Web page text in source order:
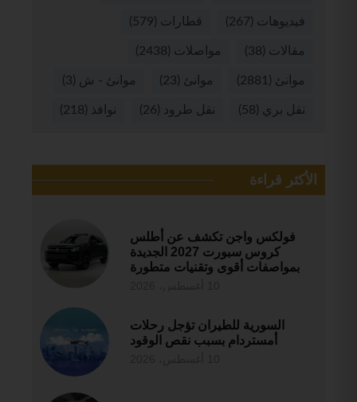
فيديوهات (267) قطارات (579)
مقالات (38) مواصلات (2438)
موانئ (2881) موانئ (23) موانئ - ش (3)
نقل بري (58) نقل طرود (26) نوافذ (218)
الأكثر قراءة
فولكس واجن تكشف عن أطلس
كروس سبورت 2027 الجديدة
بمواصفات أقوى وتقنيات متطورة
السورية للطيران تؤجل رحلات
أمستردام بسبب نقص الوقود